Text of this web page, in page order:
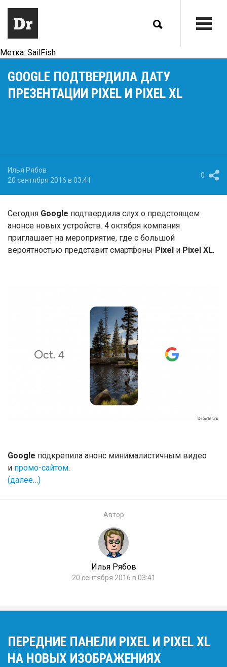
Метка: SailFish
GOOGLE ПОДТВЕРДИЛА ДАТУ
ПРЕЗЕНТАЦИИ PIXEL И PIXEL XL
Илья Рябов
20 сентября 2016 в 03:41
0
Сегодня Google подтвердила слух о предстоящем
анонсе новых устройств. 4 октября компания
приглашает на мероприятие, где с большой
вероятностью представит смартфоны Pixel и Pixel XL.
Google подкрепила анонс минималистичным видео
и промо-сайтом.
(далее…)
Автор
Илья Рябов
20 сентября 2016 в 03:41
ПЕРЕДНИЕ ПАНЕЛИ PIXEL И PIXEL XL
НА НОВЫХ ИЗОБРАЖЕНИЯХ